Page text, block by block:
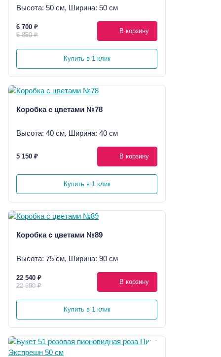
Высота: 50 см, Ширина: 50 см
6 700 ₽
6 850 ₽
В корзину
Купить в 1 клик
Коробка с цветами №78
Высота: 40 см, Ширина: 40 см
5 150 ₽ В корзину
Купить в 1 клик
Коробка с цветами №89
Высота: 75 см, Ширина: 90 см
22 540 ₽
22 690 ₽
В корзину
Купить в 1 клик